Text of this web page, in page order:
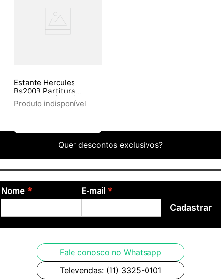
Estante Hercules
Bs200B Partitura
Orquestral (9193)
Produto indisponível
Quer descontos exclusivos?
Nome E-mail
Cadastrar
Fale conosco no Whatsapp
Televendas: (11) 3325-0101